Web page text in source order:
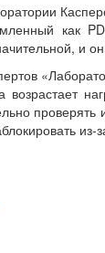
как
и
возрастает
проверять